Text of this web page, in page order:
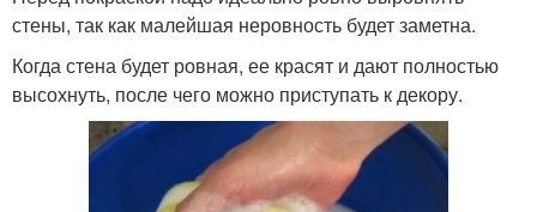
стены, так как малейшая неровность будет заметна.
Когда стена будет ровная, ее красят и дают полностью
высохнуть, после чего можно приступать к декору.